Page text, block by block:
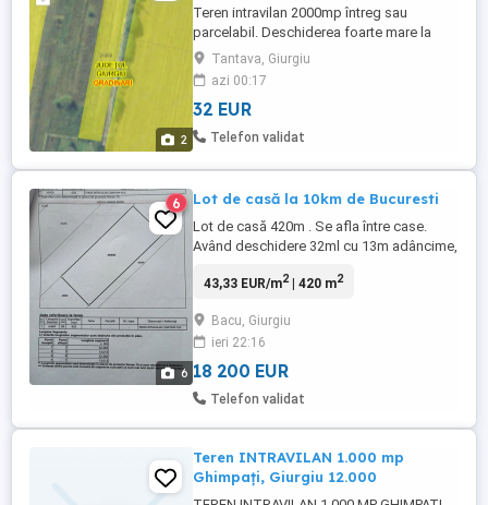
2
Teren intravilan 2000mp întreg sau
parcelabil. Deschiderea foarte mare la
drum permite parcelarea fără a fi nevoie
de drum de servitute.
Tantava, Giurgiu
azi 00:17
32 EUR
Telefon validat
6
6 Lot de casă la 10km de Bucuresti
Lot de casă 420m . Se afla între case.
Având deschidere 32ml cu 13m adâncime,
Str. Câmpiei în Com. Joița, jud. Giurgiu.
in 2 3 rate .
43,33 EUR/m2| 420 m2
Bacu, Giurgiu
ieri 22:16
18 200 EUR
Telefon validat
Teren INTRAVILAN 1.000 mp
Ghimpați, Giurgiu 12.000